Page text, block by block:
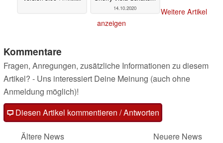
14.10.2020
Weitere Artikel
anzeigen
Kommentare
Fragen, Anregungen, zusätzliche Informationen zu diesem
Artikel? - Uns interessiert Deine Meinung (auch ohne
Anmeldung möglich)!
Diesen Artikel kommentieren / Antworten
Ältere News
Neuere News